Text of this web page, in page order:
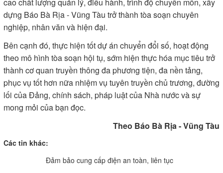
dựng Báo Bà Rịa - Vũng Tàu trở thành tòa soạn chuyên
nghiệp, nhân văn và hiện đại.
Bên cạnh đó, thực hiện tốt dự án chuyển đổi số, hoạt động
theo mô hình tòa soạn hội tụ, sớm hiện thực hóa mục tiêu trở
thành cơ quan truyền thông đa phương tiện, đa nền tảng,
phục vụ tốt hơn nữa nhiệm vụ tuyên truyền chủ trương, đường
lối của Đảng, chính sách, pháp luật của Nhà nước và sự
mong mỏi của bạn đọc.
​Theo Báo Bà Rịa - Vũng Tàu
Các tin khác:
Đảm bảo cung cấp điện an toàn, liên tục